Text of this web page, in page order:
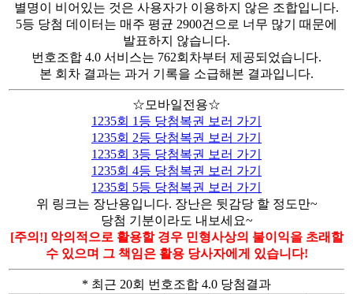
별명이 비어있는 것은 사용자가 이용하지 않은 조합입니다.
5등 당첨 데이터는 매주 평균 2900건으로 너무 많기 때문에
발표하지 않습니다.
번호조합 4.0 서비스는 762회차부터 제공되었습니다.
본 회차 결과는 과거 기록을 소급해본 결과입니다.
☆모바일전용☆
1235회 1등 당첨복권 보러 가기
1235회 2등 당첨복권 보러 가기
1235회 3등 당첨복권 보러 가기
1235회 4등 당첨복권 보러 가기
1235회 5등 당첨복권 보러 가기
위 링크는 장난용입니다. 장난은 뒷감당 할 정도만~
당첨 기분이라도 내보세요~
[주의!] 악의적으로 활용할 경우 민형사상의 불이익을 초래할
수 있으며 그 책임은 활용 당사자에게 있습니다!
* 최근 20회 번호조합 4.0 당첨결과